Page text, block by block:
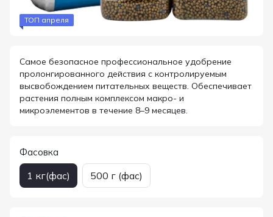
ТОП апреля
Самое безопасное профессиональное удобрение
пролонгированного действия с контролируемым
высвобождением питательных веществ. Обеспечивает
растения полным комплексом макро- и
микроэлементов в течение 8–9 месяцев.
Фасовка
1 кг(фас) 500 г (фас)